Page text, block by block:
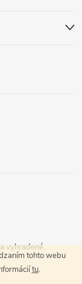
tohto webu
tu.
vyhradené.